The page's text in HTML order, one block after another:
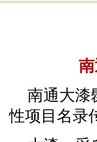
南通大漆
性项目名录